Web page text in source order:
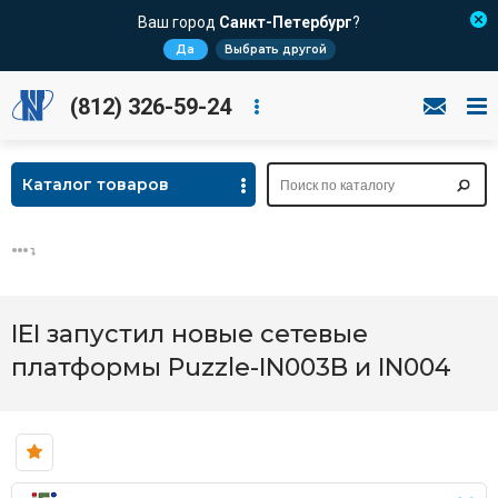
Ваш город Санкт-Петербург?
Да Выбрать другой
(812) 326-59-24
Каталог товаров
IEI запустил новые сетевые
платформы Puzzle-IN003B и IN004